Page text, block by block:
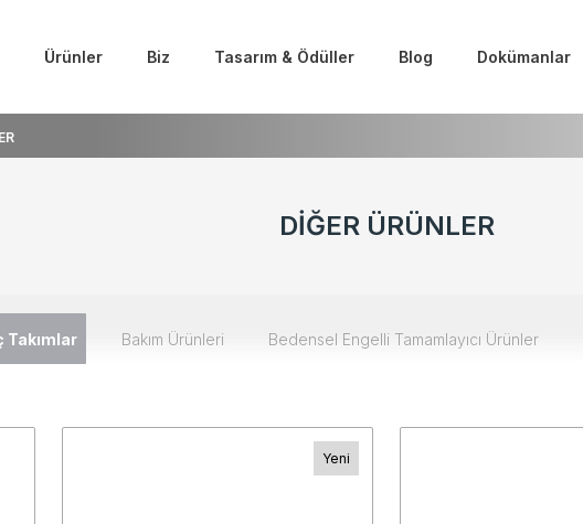
Ürünler Biz Tasarım & Ödüller Blog Dokümanlar
DİĞER ÜRÜNLER
Takımlar Bakım Ürünleri Bedensel Engelli Tamamlayıcı Ürünler
Yeni